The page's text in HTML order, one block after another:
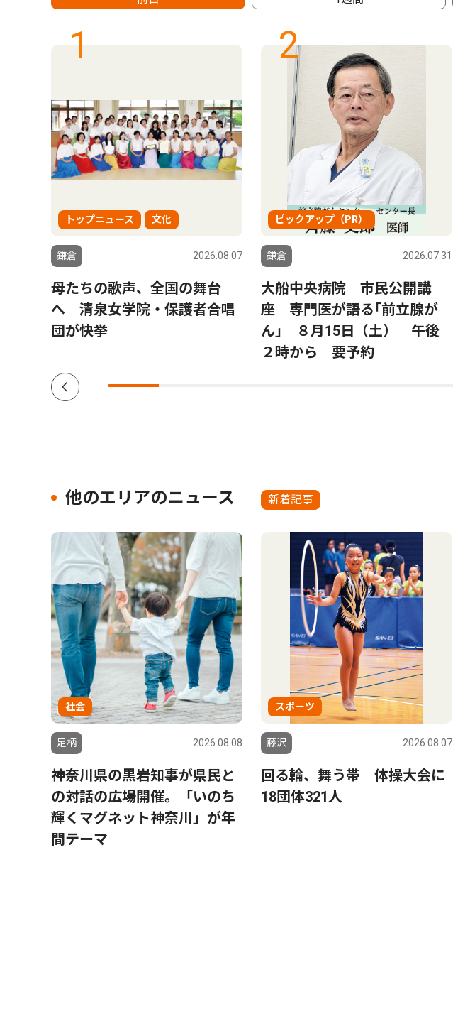
1
トップニュース 文化
鎌倉 2026.08.07
母たちの歌声、全国の舞台
へ 清泉女学院・保護者合唱
団が快挙
2
ピックアップ（PR）
鎌倉 2026.07.31
大船中央病院 市民公開講
座 専門医が語る｢前立腺が
ん｣ ８月15日（土） 午後
２時から 要予約
他のエリアのニュース 新着記事
社会
足柄 2026.08.08
神奈川県の黒岩知事が県民と
の対話の広場開催。「いのち
輝くマグネット神奈川」が年
間テーマ
スポーツ
藤沢 2026.08.07
回る輪、舞う帯 体操大会に
18団体321人